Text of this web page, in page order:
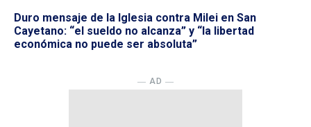
Duro mensaje de la Iglesia contra Milei en San
Cayetano: “el sueldo no alcanza” y “la libertad
económica no puede ser absoluta”
― AD ―